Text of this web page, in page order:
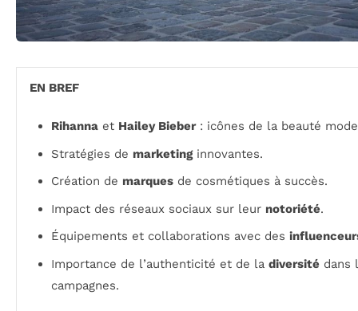
EN BREF
Rihanna et Hailey Bieber: icônes de la beauté
Stratégies de marketinginnovantes.
Création de marques de cosmétiques à succès.
Impact des réseaux sociaux sur leur notoriété.
Équipements et collaborations avec des
Importance de l’authenticité et de la diversité dans
campagnes.